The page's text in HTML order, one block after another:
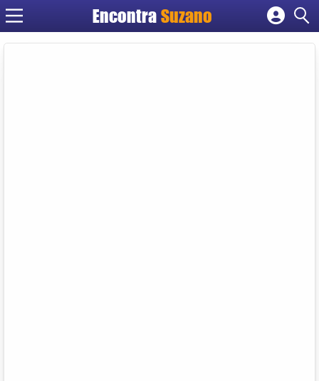
EncontraSuzano
Cadastrar empresa